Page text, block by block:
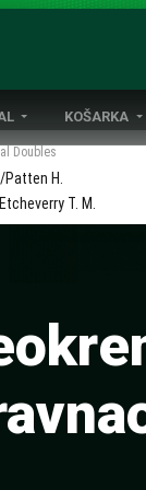
FUDBAL
TAKMIČENJA
KOŠARKA
EVROLIGA
NBA LIGA
Doubles
Patten H.
T. M.